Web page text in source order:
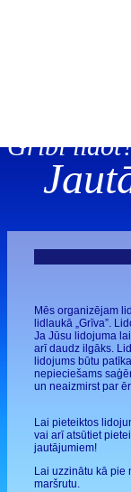
Gribi
Mēs organizējam
lidlaukā „Grīva”.
Ja Jūsu lidojuma
arī daudz ilgāks.
lidojums būtu
nepieciešams
un neaizmirst par
Lai pieteiktos
vai arī atsūtiet
jautājumiem!
Lai uzzinātu kā pie
maršrutu.